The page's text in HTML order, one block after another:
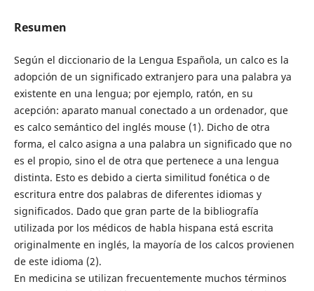
Resumen
Según el diccionario de la Lengua Española, un calco es la
adopción de un significado extranjero para una palabra ya
existente en una lengua; por ejemplo, ratón, en su
acepción: aparato manual conectado a un ordenador, que
es calco semántico del inglés mouse (1). Dicho de otra
forma, el calco asigna a una palabra un significado que no
es el propio, sino el de otra que pertenece a una lengua
distinta. Esto es debido a cierta similitud fonética o de
escritura entre dos palabras de diferentes idiomas y
significados. Dado que gran parte de la bibliografía
utilizada por los médicos de habla hispana está escrita
originalmente en inglés, la mayoría de los calcos provienen
de este idioma (2).
En medicina se utilizan frecuentemente muchos términos